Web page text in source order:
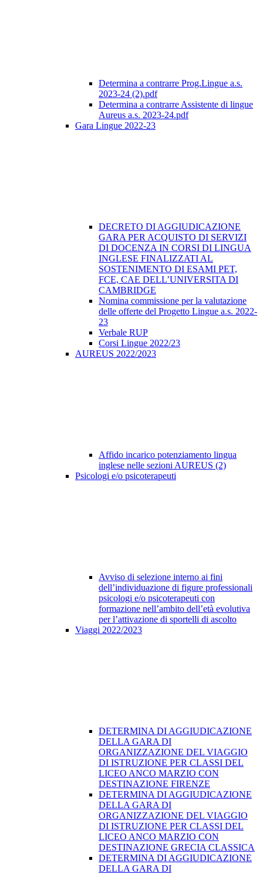
Determina a contrarre Prog.Lingue a.s.
2023-24 (2).pdf
Determina a contrarre Assistente di lingue
Aureus a.s. 2023-24.pdf
Gara Lingue 2022-23
DECRETO DI AGGIUDICAZIONE
GARA PER ACQUISTO DI SERVIZI
DI DOCENZA IN CORSI DI LINGUA
INGLESE FINALIZZATI AL
SOSTENIMENTO DI ESAMI PET,
FCE, CAE DELL’UNIVERSITA DI
CAMBRIDGE
Nomina commissione per la valutazione
delle offerte del Progetto Lingue a.s. 2022-
23
Verbale RUP
Corsi Lingue 2022/23
AUREUS 2022/2023
Affido incarico potenziamento lingua
inglese nelle sezioni AUREUS (2)
Psicologi e/o psicoterapeuti
Avviso di selezione interno ai fini
dell’individuazione di figure professionali
psicologi e/o psicoterapeuti con
formazione nell’ambito dell’età evolutiva
per l’attivazione di sportelli di ascolto
Viaggi 2022/2023
DETERMINA DI AGGIUDICAZIONE
DELLA GARA DI
ORGANIZZAZIONE DEL VIAGGIO
DI ISTRUZIONE PER CLASSI DEL
LICEO ANCO MARZIO CON
DESTINAZIONE FIRENZE
DETERMINA DI AGGIUDICAZIONE
DELLA GARA DI
ORGANIZZAZIONE DEL VIAGGIO
DI ISTRUZIONE PER CLASSI DEL
LICEO ANCO MARZIO CON
DESTINAZIONE GRECIA CLASSICA
DETERMINA DI AGGIUDICAZIONE
DELLA GARA DI